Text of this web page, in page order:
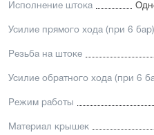
Уплотнение — полиуретан
диапазоном (FKM/Viton). А
частицы в полость цилиндра
пневмоцилиндр имеет
Исполнение штока
Усилие прямого хода (при 6 бар)
Резьба на штоке
Усилие обратного хода (при 6
Режим работы
Материал крышек